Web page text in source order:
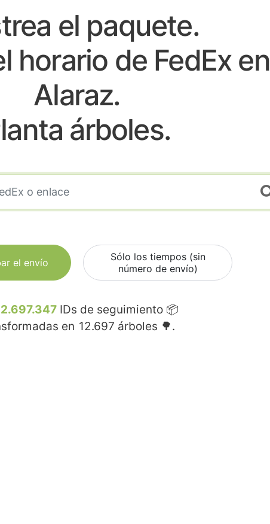
el paquete.
horario de FedEx en
Alaraz.
árboles.
el envío
Sólo los tiempos (sin
número de envío)
IDs de seguimiento 📦
en 12.697 árboles 🌳.